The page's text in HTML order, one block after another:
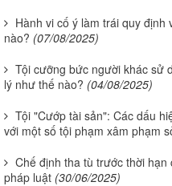
Hành vi cố ý làm trái quy
nào? (07/08/2025)
Tội cưỡng bức người khác sử
lý như thế nào? (04/08/2025)
Tội "Cướp tài sản": Các dấu
với một số tội phạm xâm phạm
Chế định tha tù trước thời
pháp luật (30/06/2025)